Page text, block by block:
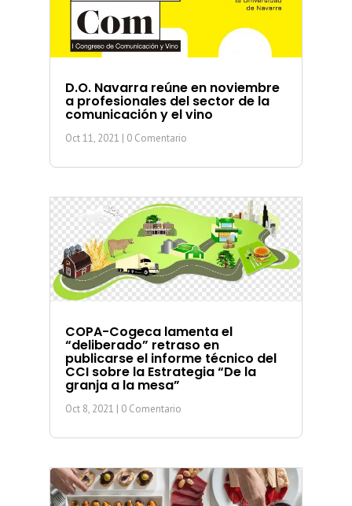
D.O. Navarra reúne en noviembre
a profesionales del sector de la
comunicación y el vino
Oct 11, 2021 | 0 Comentario
COPA-Cogeca lamenta el
“deliberado” retraso en
publicarse el informe técnico del
CCI sobre la Estrategia “De la
granja a la mesa”
Oct 8, 2021 | 0 Comentario